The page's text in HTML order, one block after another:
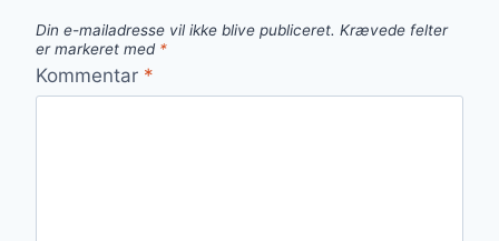
Din e-mailadresse vil ikke blive publiceret. Krævede felter
er markeret med *
Kommentar *